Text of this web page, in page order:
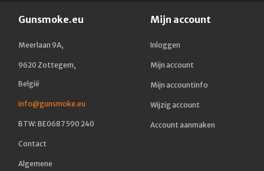
Gunsmoke.eu
Meerlaan 9A,
9620 Zottegem,
België
info@gunsmoke.eu
BTW: BE0687 590 240
Contact
Algemene
Mijn account
Inloggen
Mijn account
Mijn accountinfo
Wijzig account
Account aanmaken